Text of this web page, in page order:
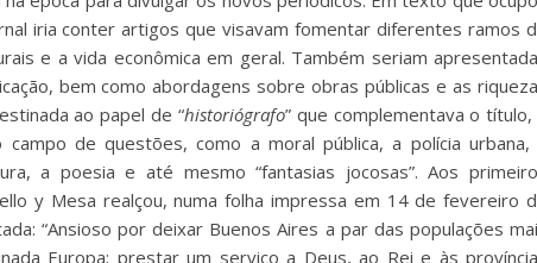
iria conter artigos que visavam fomentar diferentes ramos
e a vida econômica em geral. Também seriam
bem como abordagens sobre obras públicas e as
ao papel de “historiógrafo” que complementava o título,
de questões, como a moral pública, a polícia urbana,
a poesia e até mesmo “fantasias jocosas”. Aos
y Mesa realçou, numa folha impressa em 14 de fevereiro
“Ansioso por deixar Buenos Aires a par das populações
Europa; prestar um serviço a Deus, ao Rei e às